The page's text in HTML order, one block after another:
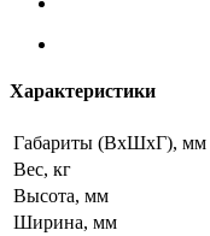
Характеристики
Габариты (ВxШxГ), мм
Вес, кг
Высота, мм
Ширина, мм